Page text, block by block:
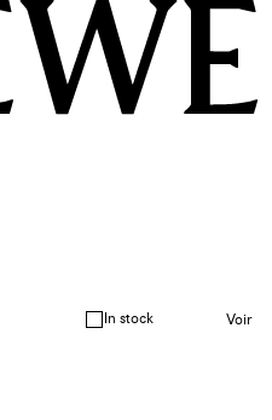
In stock Voir